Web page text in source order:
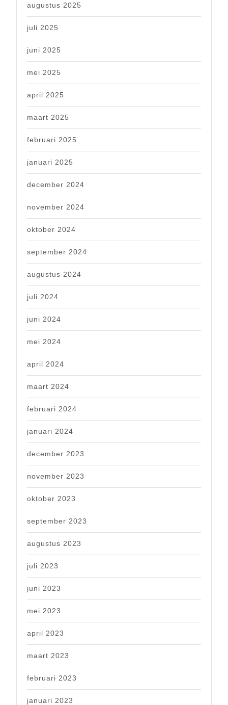
augustus 2025
juli 2025
juni 2025
mei 2025
april 2025
maart 2025
februari 2025
januari 2025
december 2024
november 2024
oktober 2024
september 2024
augustus 2024
juli 2024
juni 2024
mei 2024
april 2024
maart 2024
februari 2024
januari 2024
december 2023
november 2023
oktober 2023
september 2023
augustus 2023
juli 2023
juni 2023
mei 2023
april 2023
maart 2023
februari 2023
januari 2023